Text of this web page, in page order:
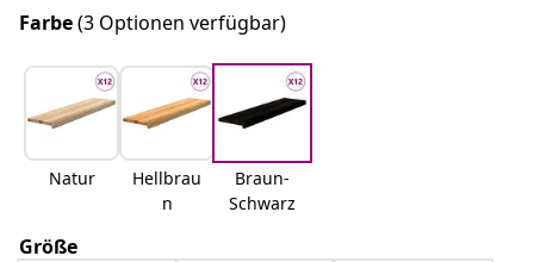
Farbe(3 Optionen verfügbar)
Natur
Hellbrau
n
Braun-
Schwarz
Größe